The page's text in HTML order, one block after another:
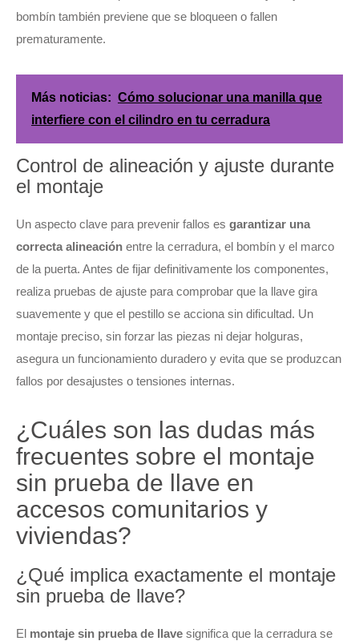
bombín también previene que se bloqueen o fallen
prematuramente.
Más noticias: Cómo solucionar una manilla que
interfiere con el cilindro en tu cerradura
Control de alineación y ajuste durante
el montaje
Un aspecto clave para prevenir fallos es garantizar una
correcta alineación entre la cerradura, el bombín y el marco
de la puerta. Antes de fijar definitivamente los componentes,
realiza pruebas de ajuste para comprobar que la llave gira
suavemente y que el pestillo se acciona sin dificultad. Un
montaje preciso, sin forzar las piezas ni dejar holguras,
asegura un funcionamiento duradero y evita que se produzcan
fallos por desajustes o tensiones internas.
¿Cuáles son las dudas más
frecuentes sobre el montaje
sin prueba de llave en
accesos comunitarios y
viviendas?
¿Qué implica exactamente el montaje
sin prueba de llave?
El montaje sin prueba de llave significa que la cerradura se